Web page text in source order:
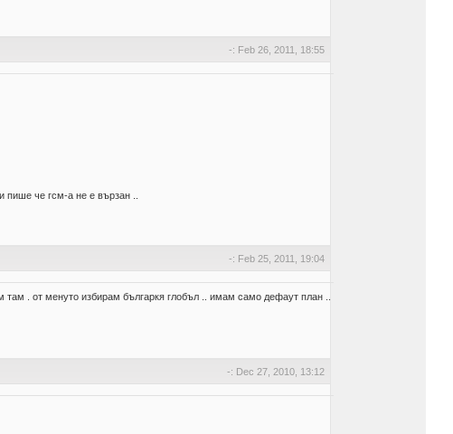
-: Feb 26, 2011, 18:55
пише че гсм-а не е вързан ..
-: Feb 25, 2011, 19:04
. от менуто избирам българкя глобъл .. имам само дефаут план ..
-: Dec 27, 2010, 13:12